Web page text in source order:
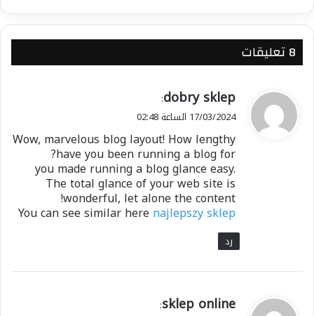
‫8 تعليقات
ي
ق
ل
dobry sklep
:
17/03/2024 الساعة 02:48
Wow, marvelous blog layout! How lengthy
have you been running a blog for?
you made running a blog glance easy.
The total glance of your web site is
wonderful, let alone the content!
You can see similar herenajlepszy sklep
رد
ي
sklep online
: